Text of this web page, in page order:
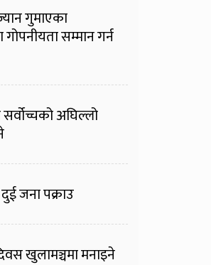
गुमाएका
गोपनीयता सम्मान गर्न
अघिल्लो
जना पक्राउ
खुलामञ्चमा मनाइने